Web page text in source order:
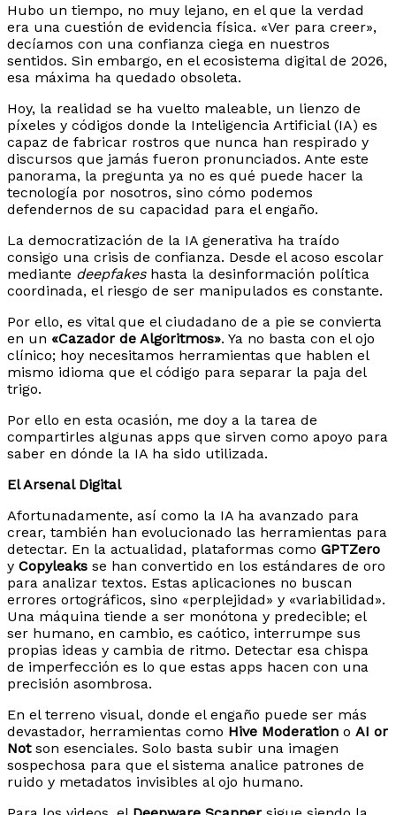
Hubo un tiempo, no muy lejano, en el que la verdad
era una cuestión de evidencia física. «Ver para creer»,
decíamos con una confianza ciega en nuestros
sentidos. Sin embargo, en el ecosistema digital de 2026,
esa máxima ha quedado obsoleta.
Hoy, la realidad se ha vuelto maleable, un lienzo de
píxeles y códigos donde la Inteligencia Artificial (IA) es
capaz de fabricar rostros que nunca han respirado y
discursos que jamás fueron pronunciados. Ante este
panorama, la pregunta ya no es qué puede hacer la
tecnología por nosotros, sino cómo podemos
defendernos de su capacidad para el engaño.
La democratización de la IA generativa ha traído
consigo una crisis de confianza. Desde el acoso escolar
mediante deepfakeshasta la desinformación política
coordinada, el riesgo de ser manipulados es constante.
Por ello, es vital que el ciudadano de a pie se convierta
en un «Cazador de Algoritmos». Ya no basta con el ojo
clínico; hoy necesitamos herramientas que hablen el
mismo idioma que el código para separar la paja del
trigo.
Por ello en esta ocasión, me doy a la tarea de
compartirles algunas apps que sirven como apoyo para
saber en dónde la IA ha sido utilizada.
El Arsenal Digital
Afortunadamente, así como la IA ha avanzado para
crear, también han evolucionado las herramientas para
detectar. En la actualidad, plataformas como GPTZero
y Copyleaks se han convertido en los estándares de oro
para analizar textos. Estas aplicaciones no buscan
errores ortográficos, sino «perplejidad» y «variabilidad».
Una máquina tiende a ser monótona y predecible; el
ser humano, en cambio, es caótico, interrumpe sus
propias ideas y cambia de ritmo. Detectar esa chispa
de imperfección es lo que estas apps hacen con una
precisión asombrosa.
En el terreno visual, donde el engaño puede ser más
devastador, herramientas como Hive Moderation o AI or
Notson esenciales. Solo basta subir una imagen
sospechosa para que el sistema analice patrones de
ruido y metadatos invisibles al ojo humano.